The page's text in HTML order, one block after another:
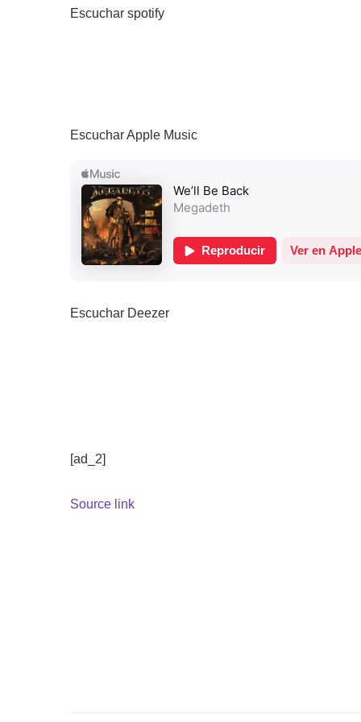
Escuchar spotify
Escuchar Apple Music
Escuchar Deezer
[ad_2]
Source link